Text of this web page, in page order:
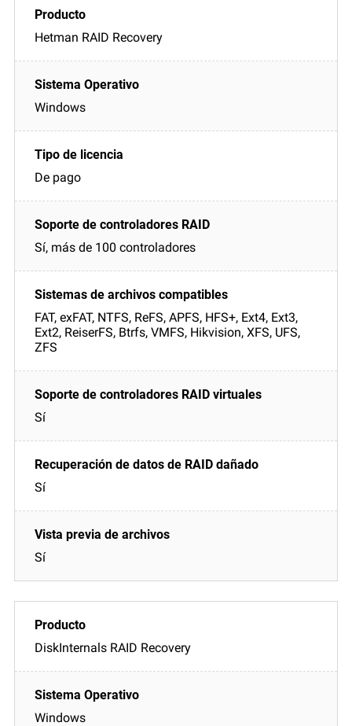
Hetman RAID Recovery
Windows
De pago
Sí, más de 100 controladores
FAT, exFAT, NTFS, ReFS, APFS, HFS+, Ext4, Ext3,
Ext2, ReiserFS, Btrfs, VMFS, Hikvision, XFS, UFS,
ZFS
Sí
Sí
Sí
DiskInternals RAID Recovery
Windows